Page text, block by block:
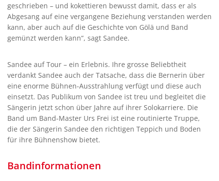
geschrieben – und kokettieren bewusst damit, dass er als
Abgesang auf eine vergangene Beziehung verstanden werden
kann, aber auch auf die Geschichte von Gölä und Band
gemünzt werden kann“, sagt Sandee.
Sandee auf Tour – ein Erlebnis. Ihre grosse Beliebtheit
verdankt Sandee auch der Tatsache, dass die Bernerin über
eine enorme Bühnen-Ausstrahlung verfügt und diese auch
einsetzt. Das Publikum von Sandee ist treu und begleitet die
Sängerin jetzt schon über Jahre auf ihrer Solokarriere. Die
Band um Band-Master Urs Frei ist eine routinierte Truppe,
die der Sängerin Sandee den richtigen Teppich und Boden
für ihre Bühnenshow bietet.
Bandinformationen